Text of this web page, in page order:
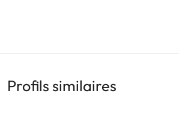
Profils similaires